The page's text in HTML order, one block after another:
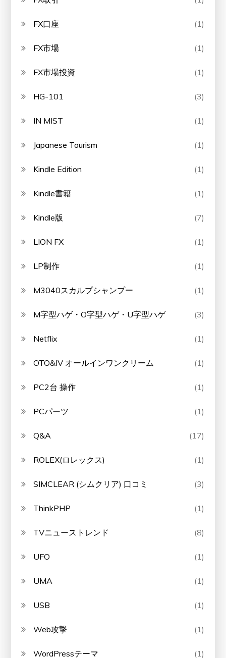
FX口座 (1)
FX市場 (1)
FX市場投資 (1)
HG-101 (3)
IN MIST (1)
Japanese Tourism (1)
Kindle Edition (1)
Kindle書籍 (1)
Kindle版 (7)
LION FX (1)
LP制作 (1)
M3040スカルプシャンプー (1)
M字型ハゲ・O字型ハゲ・U字型ハゲ (3)
Netflix (1)
OTO&IV オールインワンクリーム (1)
PC2台 操作 (1)
PCパーツ (1)
Q&A (17)
ROLEX(ロレックス) (1)
SIMCLEAR (シムクリア) 口コミ (3)
ThinkPHP (1)
TVニューストレンド (8)
UFO (1)
UMA (1)
USB (1)
Web攻撃 (1)
WordPressテーマ (1)